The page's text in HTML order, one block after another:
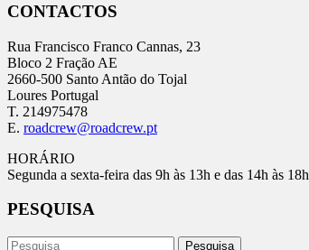
CONTACTOS
Rua Francisco Franco Cannas, 23
Bloco 2 Fração AE
2660-500 Santo Antão do Tojal
Loures Portugal
T. 214975478
E. roadcrew@roadcrew.pt
HORÁRIO
Segunda a sexta-feira das 9h às 13h e das 14h às 18h
PESQUISA